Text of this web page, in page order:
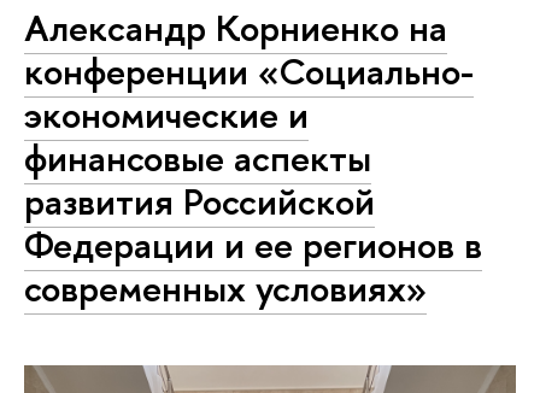
Александр Корниенко на
конференции «Социально-
экономические и
финансовые аспекты
развития Российской
Федерации и ее регионов в
современных условиях»